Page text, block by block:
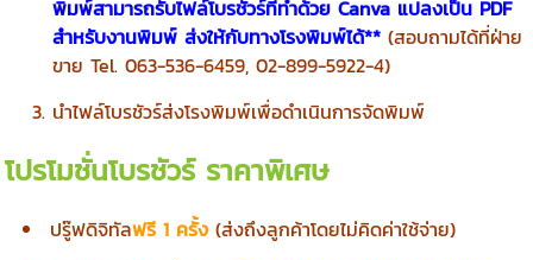
พิมพ์สามารถรับไฟล์โบรชัวร์ที่ทำด้วย Canva แปลงเป็น PDF
สำหรับงานพิมพ์ ส่งให้กับทางโรงพิมพ์ได้** (สอบถามได้ที่ฝ่าย
ขาย Tel. 063-536-6459, 02-899-5922-4)
นำไฟล์โบรชัวร์ส่งโรงพิมพ์เพื่อดำเนินการจัดพิมพ์
โปรโมชั่นโบรชัวร์ ราคาพิเศษ
ปรู๊ฟดิจิทัลฟรี 1 ครั้ง (ส่งถึงลูกค้าโดยไม่คิดค่าใช้จ่าย)